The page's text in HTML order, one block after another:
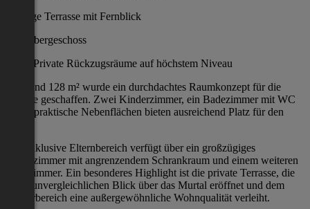
Sonnige Terrasse mit Fernblick
Das Obergeschoss
Private Rückzugsräume auf höchstem Niveau
Auf rund 128 m² wurde ein durchdachtes Raumkonzept für die
Familie geschaffen. Zwei Kinderzimmer, ein Badezimmer mit WC
sowie praktische Nebenflächen bieten ausreichend Platz für den
Der exklusive Elternbereich verfügt über ein großzügiges
Schlafzimmer mit angrenzendem Schrankraum und einem weiteren
Badezimmer. Ein besonderes Highlight ist die private Terrasse, die
einen unvergleichlichen Blick über das Murtal eröffnet und dem
Masterbereich eine außergewöhnliche Wohnqualität verleiht.